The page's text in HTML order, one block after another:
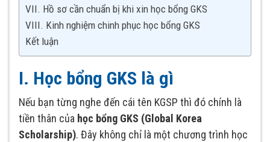
VII. Hồ sơ cần chuẩn bị khi xin học bổng GKS
VIII. Kinh nghiệm chinh phục học bổng GKS
Kết luận
I. Học bổng GKS là gì
Nếu bạn từng nghe đến cái tên KGSP thì đó chính là
tiền thân của học bổng GKS (Global Korea
Scholarship). Đây không chỉ là một chương trình học